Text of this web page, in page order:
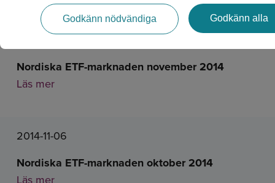
Nordiska ETF-marknaden november 2014
Läs mer
2014-12-10
Nordiska ETF-marknaden oktober 2014
Läs mer
2014-11-06
Godkänn alla
Godkänn nödvändiga